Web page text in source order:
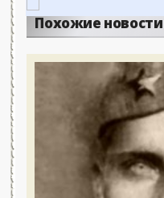
Похожие новости